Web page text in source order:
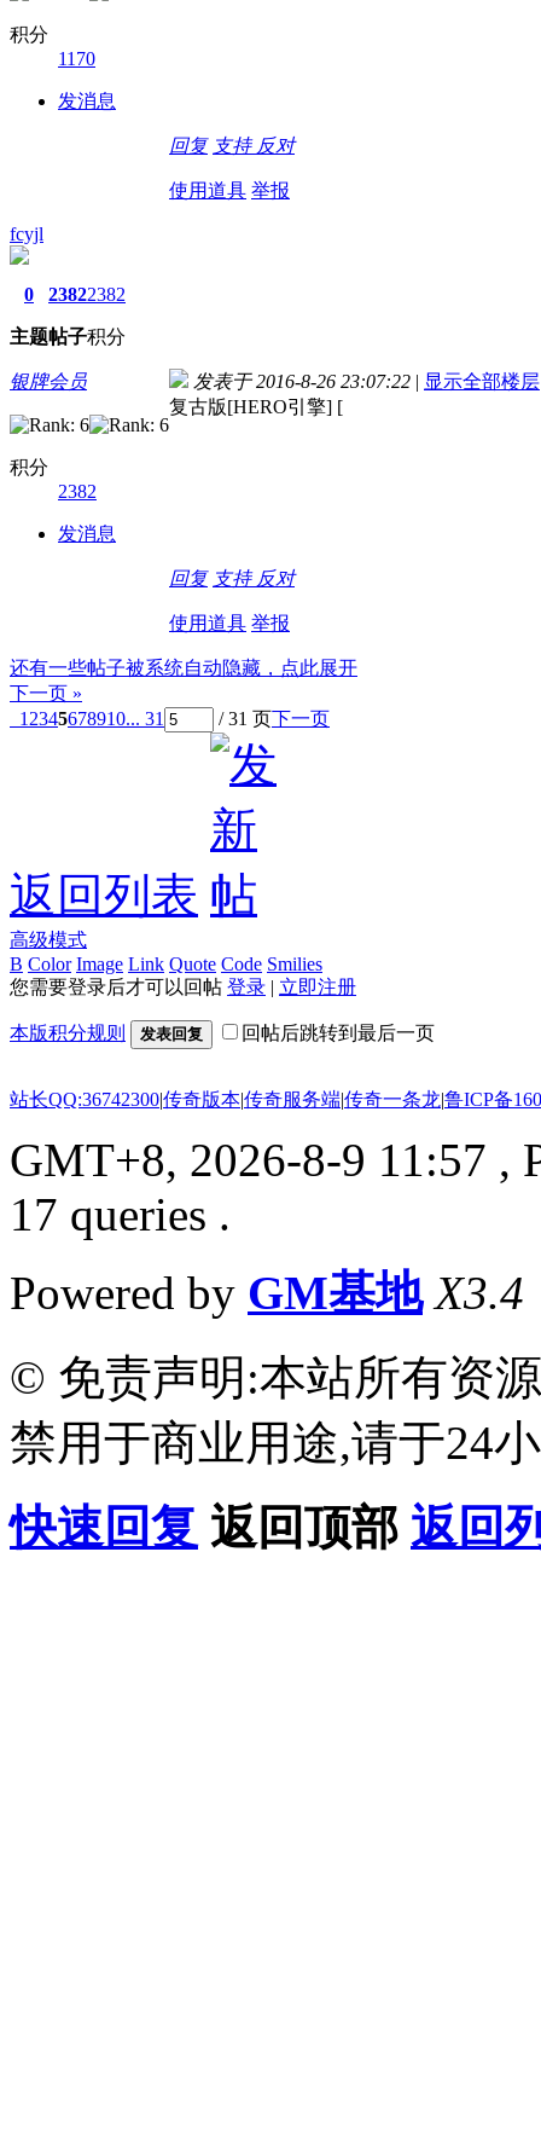
积分
1170
发消息
回复 支持 反对
使用道具 举报
fcyjl
0
主题
2382
帖子
2382
积分
银牌会员
积分
2382
发消息
发表于 2016-8-26 23:07:22 | 显示全部楼层
复古版[HERO引擎] [
回复 支持 反对
使用道具 举报
还有一些帖子被系统自动隐藏，点此展开
下一页 »
1 2345678910... 31 / 31 页下一页
返回列表
高级模式
B Color Image Link Quote Code Smilies
您需要登录后才可以回帖 登录 | 立即注册
本版积分规则 发表回复 回帖后跳转到最后一页
站长QQ:36742300|传奇版本|传奇服务端|传奇一条龙|鲁ICP备
GMT+8, 2026-8-9 11:57 ,
17 queries .
Powered by GM基地 X3.4
© 免责声明:本站所有资
禁用于商业用途,请于24
快速回复 返回顶部 返回